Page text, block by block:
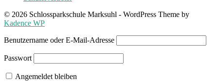
© 2026 Schlossparkschule Marksuhl - WordPress Theme by
Kadence WP
Benutzername oder E-Mail-Adresse
Passwort
Angemeldet bleiben